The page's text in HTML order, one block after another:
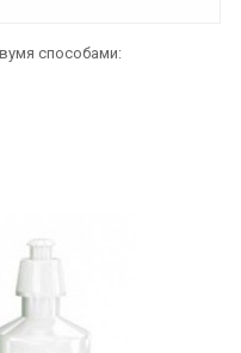
способами: